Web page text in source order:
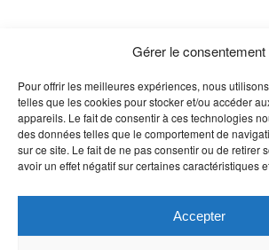
Gérer le consentement
Pour offrir les meilleures expériences, nous
telles que les cookies pour stocker et/ou accéder
appareils. Le fait de consentir à ces technologies
des données telles que le comportement de
sur ce site. Le fait de ne pas consentir ou de retirer
avoir un effet négatif sur certaines caractéristiques
Accepter